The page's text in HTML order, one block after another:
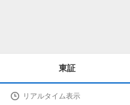
詳
東証
リアルタイム表示